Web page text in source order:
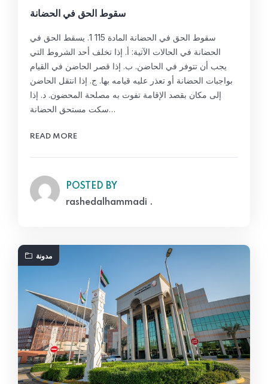
سقوط الحق في الحضانة
سقوط الحق في الحضانة المادة 115 1. يسقط الحق في
الحضانة في الحالات الآتية: أ. إذا تخلف أحد الشروط التي
يجب أن تتوفر في الحاضن. ب. إذا قصر الحاضن في القيام
بواجبات الحضانة أو تعذر عليه قيامه بها. ج. إذا انتقل الحاضن
إلى مكان بقصد الإقامة تفوت به مصلحة المحضون. د. إذا
سكت مستحق الحضانة…
READ MORE
POSTED BY
rashedalhammadi .
مدونة